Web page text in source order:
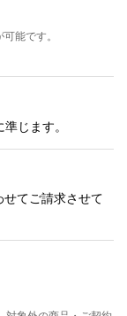
能です。
じます。
てご請求させて